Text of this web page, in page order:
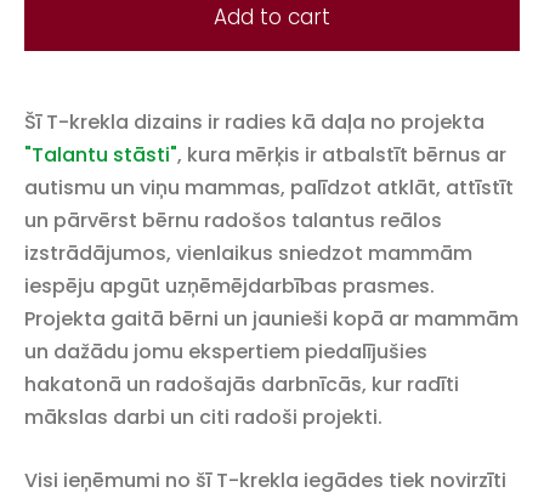
Add to cart
Šī T-krekla dizains ir radies kā daļa no projekta
"Talantu stāsti", kura mērķis ir atbalstīt bērnus ar
autismu un viņu mammas, palīdzot atklāt, attīstīt
un pārvērst bērnu radošos talantus reālos
izstrādājumos, vienlaikus sniedzot mammām
iespēju apgūt uzņēmējdarbības prasmes.
Projekta gaitā bērni un jaunieši kopā ar mammām
un dažādu jomu ekspertiem piedalījušies
hakatonā un radošajās darbnīcās, kur radīti
mākslas darbi un citi radoši projekti.
Visi ieņēmumi no šī T-krekla iegādes tiek novirzīti